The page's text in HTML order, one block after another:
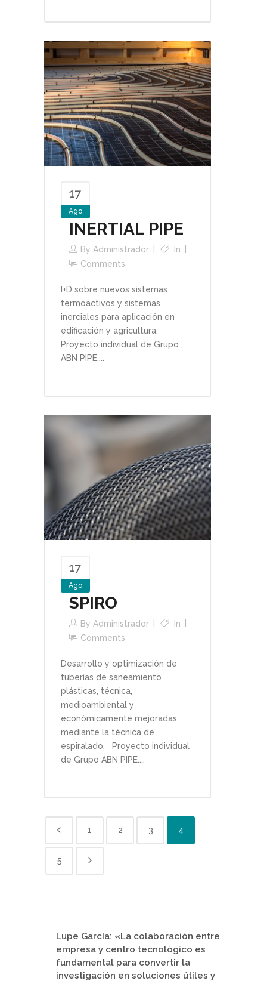
17
Ago
INERTIAL PIPE
By Administrador
In
Comments
I+D sobre nuevos sistemas
termoactivos y sistemas
inerciales para aplicación en
edificación y agricultura.
Proyecto individual de Grupo
ABN PIPE....
17
Ago
SPIRO
By Administrador
In
Comments
Desarrollo y optimización de
tuberías de saneamiento
plásticas, técnica,
medioambiental y
económicamente mejoradas,
mediante la técnica de
espiralado. Proyecto individual
de Grupo ABN PIPE....
1 2 3 4
5
Lupe García: «La colaboración entre
empresa y centro tecnológico es
fundamental para convertir la
investigación en soluciones útiles y